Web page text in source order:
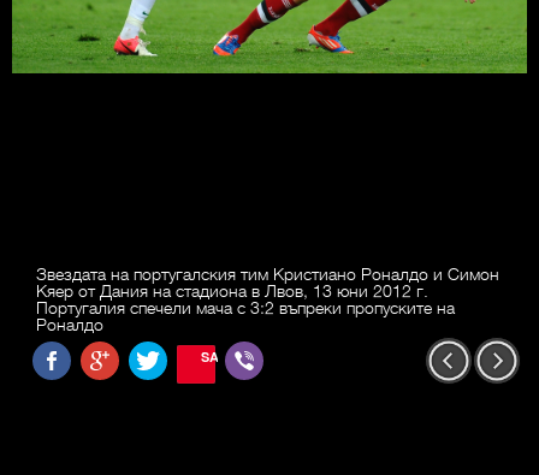
Звездата на португалския тим Кристиано Роналдо и Симон
Кяер от Дания на стадиона в Лвов, 13 юни 2012 г.
Португалия спечели мача с 3:2 въпреки пропуските на
Роналдо
SAVE